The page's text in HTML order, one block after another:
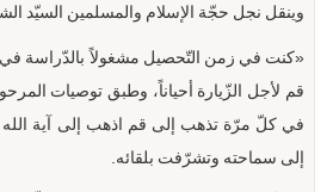
وينقل نجل حجّة الإسلام والمسلمين السيّد
«كنت في زمن التّحصيل مشغولاً بالدّراسة
قم لأجل الزّيارة أحياناً، وطبق توصيات
في كلّ مرّة تذهب إلى قم اذهب إلى آية الله
إلى سماحته وتشرّفت بلقائه.